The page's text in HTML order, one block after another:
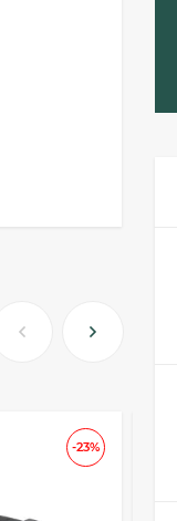
-23%